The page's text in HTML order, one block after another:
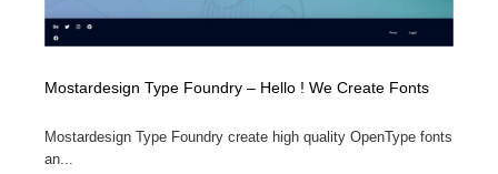
Mostardesign Type Foundry – Hello ! We Create Fonts
Mostardesign Type Foundry create high quality OpenType fonts
an...